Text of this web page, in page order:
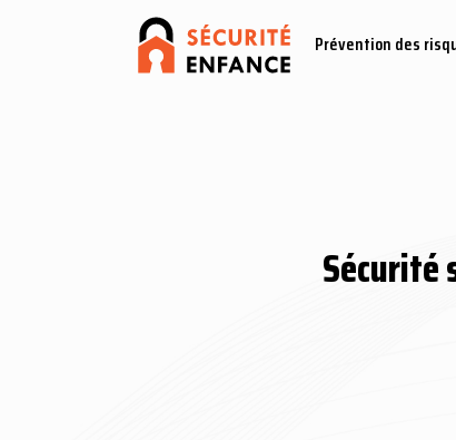
Prévention des
Sécurité